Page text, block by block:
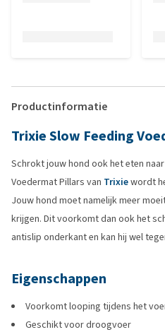
Productinformatie
Trixie Slow Feeding
Schrokt jouw hond ook het eten
Voedermat Pillars van Trixiewordt
Jouw hond moet namelijk meer
krijgen. Dit voorkomt dan ook het
antislip onderkant en kan hij wel
Eigenschappen
Voorkomt looping tijdens het
Geschikt voor droogvoer